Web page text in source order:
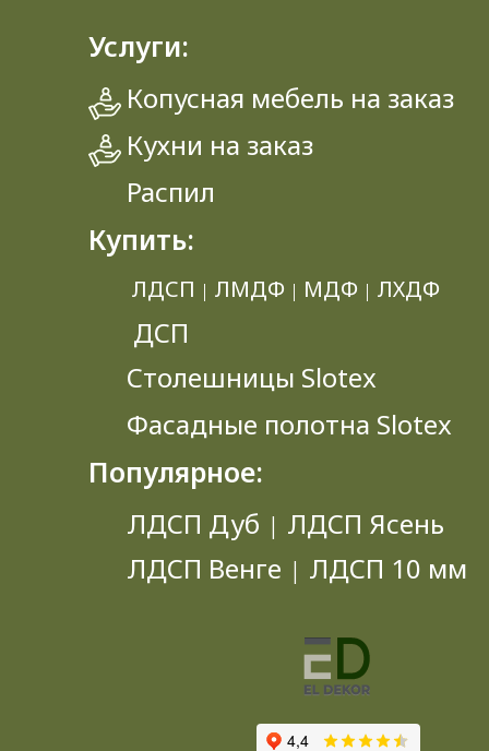
Услуги:
Копусная мебель на заказ
Кухни на заказ
Распил
Купить:
ЛДСП | ЛМДФ | МДФ | ЛХДФ
ДСП
Столешницы Slotex
Фасадные полотна Slotex
Популярное:
ЛДСП Дуб | ЛДСП Ясень
ЛДСП Венге | ЛДСП 10 мм